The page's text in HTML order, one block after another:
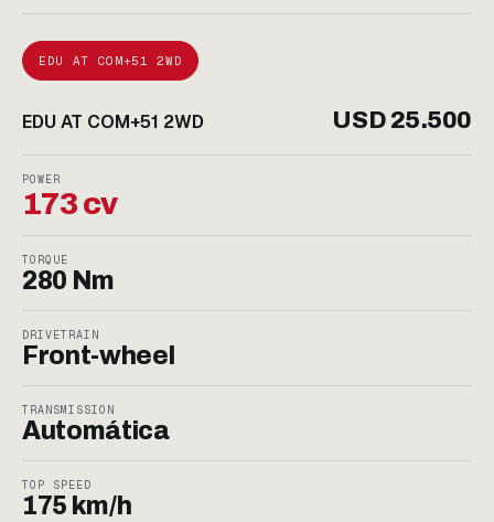
EDU AT COM+51 2WD
EDU AT COM+51 2WD USD 25.500
POWER
173 cv
TORQUE
280 Nm
DRIVETRAIN
Front-wheel
TRANSMISSION
Automática
TOP SPEED
175 km/h